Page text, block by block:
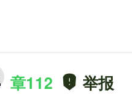
章112
举报